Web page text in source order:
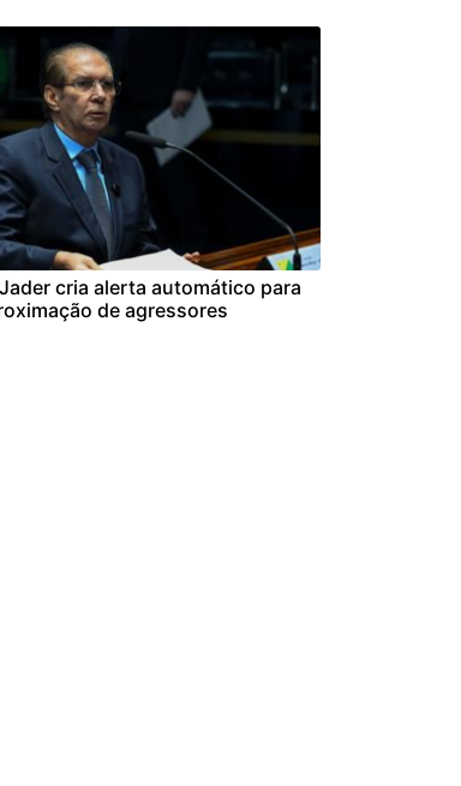
cria alerta automático para
de agressores